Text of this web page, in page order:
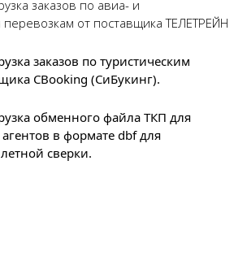
заказов по авиа- и
от поставщика ТЕЛЕТРЕЙН
заказов по туристическим
CBooking (СиБукинг).
обменного файла ТКП для
в формате dbf для
сверки.